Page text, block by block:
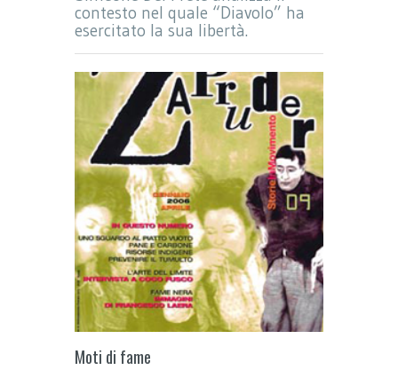
contesto nel quale “Diavolo” ha
esercitato la sua libertà.
Moti di fame